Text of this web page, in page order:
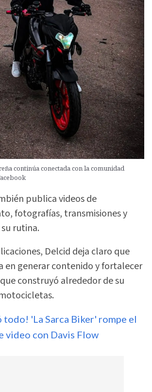
continúa conectada con la comunidad
publica videos de
fotografías, transmisiones y
rutina.
Delcid deja claro que
en generar contenido y fortalecer
construyó alrededor de su
todo! 'La Sarca Biker' rompe el
video con Davis Flow